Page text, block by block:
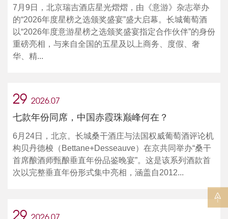
7月9日，北京瑞吉酒店星光熠熠，由《意游》杂志举办
的“2026年度星榜之选颁奖盛宴”盛大启幕。长城葡萄酒
以“2026年度意游星榜之选颁奖盛宴指定合作伙伴”的身份
重磅亮相，与来自全国的五星及以上商务、度假、奢
华、精...
29 2026.07
七款年份同席，中国赤霞珠巅峰何在？
6月24日，北京。长城桑干酒庄与法国权威葡萄酒评论机
构贝丹德梭（Bettane+Desseauve）在京共同举办“桑干
首席酿酒师甄酿垂直年份品鉴晚宴”。这是该系列酒款首
次以完整垂直年份形式集中亮相，涵盖自2012...
29